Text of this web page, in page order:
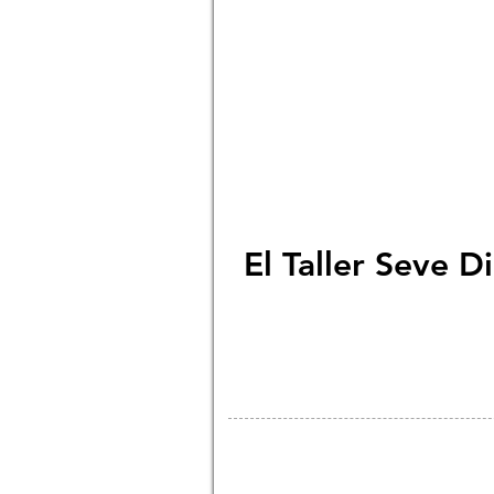
El Taller Seve